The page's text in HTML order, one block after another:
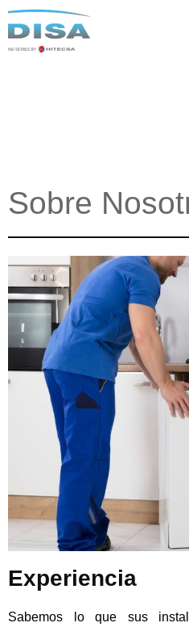
Sobre
Experiencia
Sabemos lo que sus